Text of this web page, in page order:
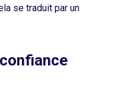
se traduit par un